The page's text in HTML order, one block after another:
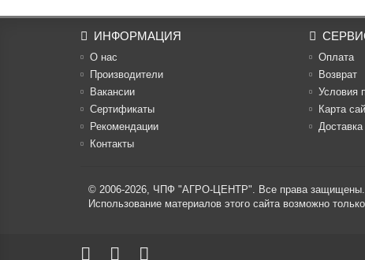
ИНФОРМАЦИЯ
О нас
Производители
Вакансии
Cертификаты
Рекомендации
Контакты
Оплата
Возврат
Условия
Карта
Доставка
© 2006-2026, ЧПФ "АГРО-ЦЕНТР". Все права защищены.
Использование материалов этого сайта возможно